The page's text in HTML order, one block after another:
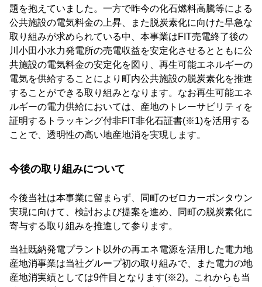
題を抱えていました。一方で昨今の化石燃料高騰等による
公共施設の電気料金の上昇、また脱炭素化に向けた早急な
取り組みが求められている中、本事業はFIT売電終了後の
川小田小水力発電所の売電収益を安定化させるとともに公
共施設の電気料金の安定化を図り、再生可能エネルギーの
電気を供給することにより町内公共施設の脱炭素化を推進
することができる取り組みとなります。なお再生可能エネ
ルギーの電力供給においては、産地のトレーサビリティを
証明するトラッキング付非FIT非化石証書(※1)を活用する
ことで、透明性の高い地産地消を実現します。
今後の取り組みについて
今後当社は本事業に留まらず、同町のゼロカーボンタウン
実現に向けて、検討および提案を進め、同町の脱炭素化に
寄与する取り組みを推進して参ります。
当社既納発電プラント以外の再エネ電源を活用した電力地
産地消事業は当社グループ初の取り組みで、また電力の地
産地消実績としては9件目となります(※2)。これからも当